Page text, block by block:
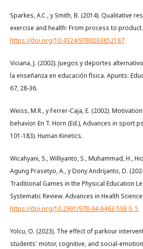
Sparkes, A.C., y Smith, B. (2014). Qualitative
exercise and health: From process to
https://doi.org/10.4324/9780203852187
Viciana, J. (2002). Juegos y deportes
la enseñanza en educación física. Apunts:
67, 28-36.
Weiss, M.R., y Ferrer-Caja, E. (2002).
behavior. En T. Horn (Ed.), Advances in sport
101-183). Human Kinetics.
Wicahyani, S., Williyanto, S., Muhammad, H.,
Agung Prasetyo, A., y Dony Andrijanto, D.
Traditional Games in the Physical Education
Systematic Review. Advances in Health
https://doi.org/10.2991/978-94-6463-593-5_5
Yolcu, O. (2023). The effect of parkour
students' motor, cognitive, and social-